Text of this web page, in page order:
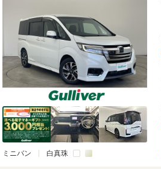
ミニバン 白真珠